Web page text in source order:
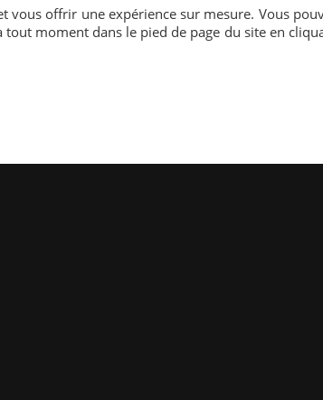
(92800)
offrir une expérience sur mesure. Vous
moment dans le pied de page du site en